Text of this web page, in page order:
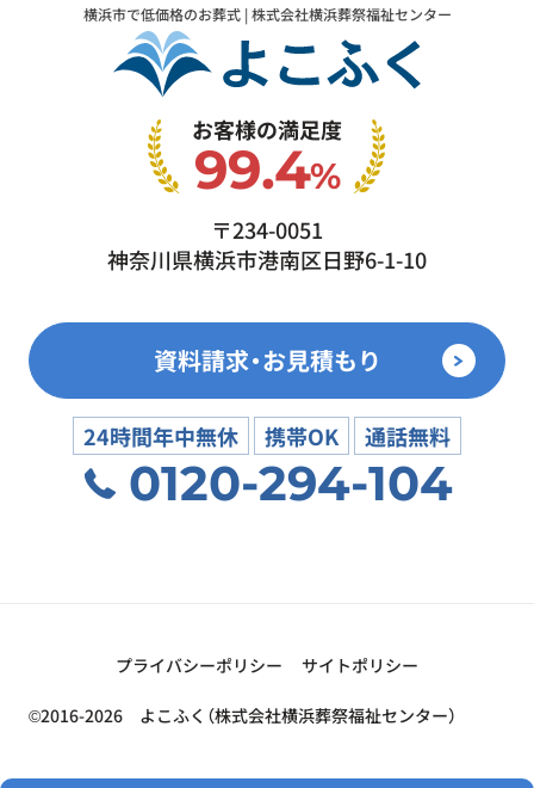
横浜市で低価格のお葬式 | 株式会社横浜葬祭福祉センター
お客様の満足度
99.4%
〒234-0051
神奈川県横浜市港南区日野6-1-10
資料請求・お見積もり
24時間年中無休 携帯OK 通話無料
0120-294-104
プライバシーポリシー サイトポリシー
©2016-2026 よこふく（株式会社横浜葬祭福祉センター）